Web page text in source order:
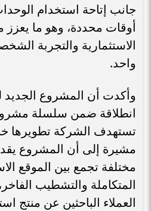
جانب إتاحة استخدام
أوقات محددة، وهو ما يعزز
الاستثمارية والتجربة
واحد.
وأكدت أن المشروع الجديد
انطلاقة ضمن سلسلة
تستهدف الشركة تطويرها
مشيرة إلى أن المشروع
مختلفة تجمع بين الموقع
المتكاملة والتشطيب
العملاء الباحثين عن منتج